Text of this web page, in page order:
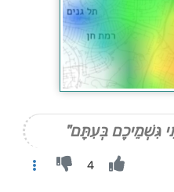
גִּשְׁמֵיכֶם בְּעִתָּם"
4